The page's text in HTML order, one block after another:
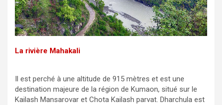
La rivière Mahakali
Il est perché à une altitude de 915 mètres et est une
destination majeure de la région de Kumaon, situé sur le
Kailash Mansarovar et Chota Kailash parvat. Dharchula est